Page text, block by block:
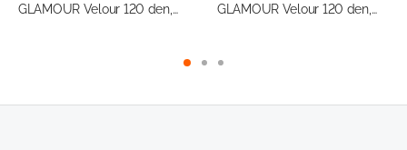
GLAMOUR Velour 120 den,
GLAMOUR Velour 120 den,